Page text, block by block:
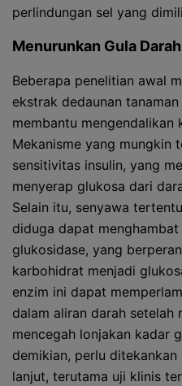
perlindungan sel yang
Menurunkan Gula Darah
Beberapa penelitian awal
ekstrak dedaunan
membantu mengendalikan
Mekanisme yang mungkin
sensitivitas insulin, yang
menyerap glukosa dari
Selain itu, senyawa
diduga dapat
glukosidase, yang
karbohidrat menjadi
enzim ini dapat
dalam aliran darah setelah
mencegah lonjakan kadar
demikian, perlu
lanjut, terutama uji klinis